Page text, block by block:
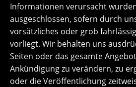
Informationen verursacht
ausgeschlossen, sofern durch
vorsätzliches oder grob
vorliegt. Wir behalten uns
Seiten oder das gesamte
Ankündigung zu verändern, zu
oder die Veröffentlichung